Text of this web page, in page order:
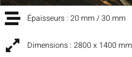
Épaisseurs : 20 mm / 30 mm
Dimensions : 2800 x 1400 mm